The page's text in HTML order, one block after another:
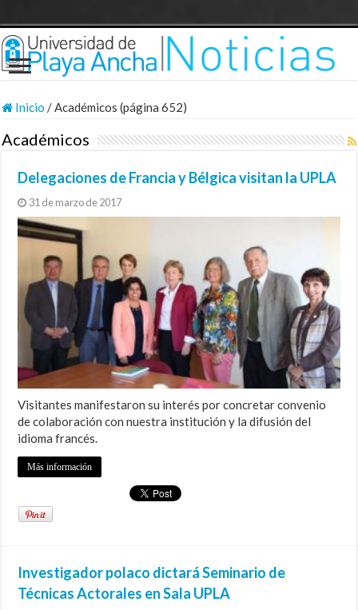
Inicio /Académicos (página 652)
Académicos
Delegaciones de Francia y Bélgica visitan la UPLA
31 de marzo de 2017
Visitantes manifestaron su interés por concretar convenio
de colaboración con nuestra institución y la difusión del
idioma francés.
Más información
Investigador polaco dictará Seminario de
Técnicas Actorales en Sala UPLA